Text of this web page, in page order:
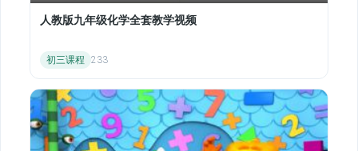
人教版九年级化学全套教学视频
初三课程 233